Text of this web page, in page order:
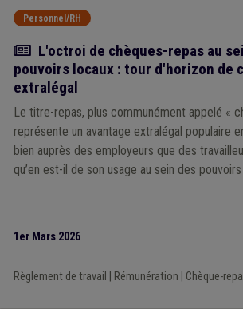
Personnel/RH
Article
L'octroi de chèques-repas au
pouvoirs locaux : tour d'horizon de
extralégal
Le titre-repas, plus communément appelé «
représente un avantage extralégal populaire
bien auprès des employeurs que des
qu’en est-il de son usage au sein des
1er Mars 2026
Règlement de travail Rémunération Chèque-